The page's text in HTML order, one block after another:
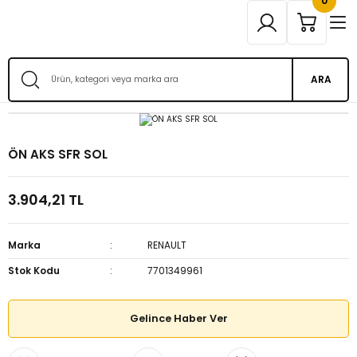
ARA
ÖN AKS SFR SOL
3.904,21 TL
Marka
RENAULT
Stok Kodu
7701349961
Gelince Haber Ver